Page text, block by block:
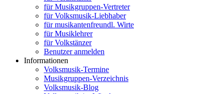
für Musikgruppen-Vertreter
für Volksmusik-Liebhaber
für musikantenfreundl. Wirte
für Musiklehrer
für Volkstänzer
Benutzer anmelden
Informationen
Volksmusik-Termine
Musikgruppen-Verzeichnis
Volksmusik-Blog